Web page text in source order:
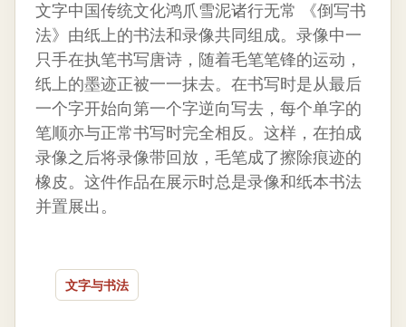
文字中国传统文化鸿爪雪泥诸行无常 《倒写书
法》由纸上的书法和录像共同组成。录像中一
只手在执笔书写唐诗，随着毛笔笔锋的运动，
纸上的墨迹正被一一抹去。在书写时是从最后
一个字开始向第一个字逆向写去，每个单字的
笔顺亦与正常书写时完全相反。这样，在拍成
录像之后将录像带回放，毛笔成了擦除痕迹的
橡皮。这件作品在展示时总是录像和纸本书法
并置展出。
文字与书法